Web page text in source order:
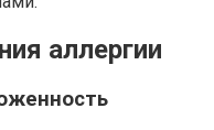
аллергии